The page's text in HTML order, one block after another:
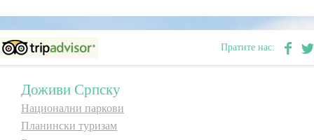
Сеоски туризам
Дестинације
Пратите нас:
Доживи Српску
Национални паркови
Планински туризам
Сеоски туризам
Дестинације